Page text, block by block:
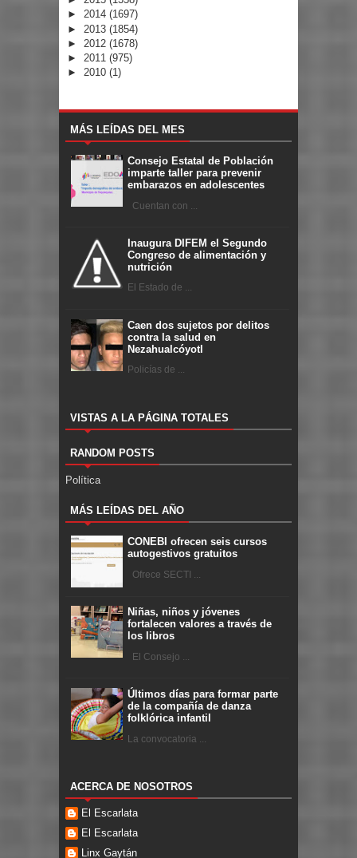
► 2014 (1697)
► 2013 (1854)
► 2012 (1678)
► 2011 (975)
► 2010 (1)
MÁS LEÍDAS DEL MES
Consejo Estatal de Población
imparte taller para prevenir
embarazos en adolescentes
Cuentan con ...
Inaugura DIFEM el Segundo
Congreso de alimentación y
nutrición
El Estado de ...
Caen dos sujetos por delitos
contra la salud en
Nezahualcóyotl
Policías de ...
VISTAS A LA PÁGINA TOTALES
RANDOM POSTS
Política
MÁS LEÍDAS DEL AÑO
CONEBI ofrecen seis cursos
autogestivos gratuitos
Ofrece SECTI ...
Niñas, niños y jóvenes
fortalecen valores a través de
los libros
El Consejo ...
Últimos días para formar parte
de la compañía de danza
folklórica infantil
La convocatoria ...
ACERCA DE NOSOTROS
El Escarlata
El Escarlata
Linx Gaytán